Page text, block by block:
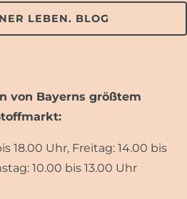
LEBEN. BLOG
von Bayerns größtem
18.00 Uhr, Freitag: 14.00 bis
10.00 bis 13.00 Uhr